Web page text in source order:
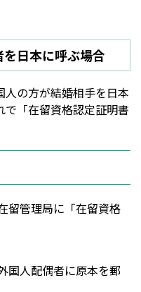
日本に呼ぶ場合
人の方が結婚相手を日本
で「在留資格認定証明書
留管理局に「在留資格
国人配偶者に原本を郵